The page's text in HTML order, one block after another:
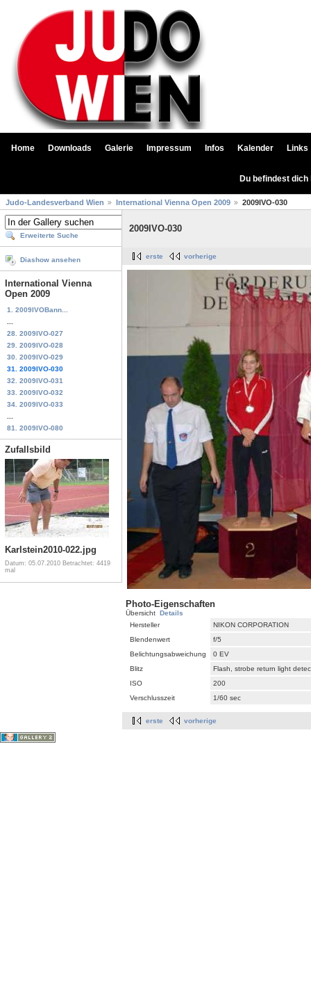
Home Downloads Galerie Impressum Infos Kalender Links
Du befindest
Judo-Landesverband Wien International Vienna Open 2009 2009IVO-030
Erweiterte Suche
Diashow ansehen
International Vienna
Open 2009
1. 2009IVOBann...
28. 2009IVO-027
29. 2009IVO-028
30. 2009IVO-029
31. 2009IVO-030
32. 2009IVO-031
33. 2009IVO-032
34. 2009IVO-033
81. 2009IVO-080
Zufallsbild
Karlstein2010-022.jpg
Datum: 05.07.2010 Betrachtet: 4419
mal
2009IVO-030
erste vorherige
Photo-Eigenschaften
Übersicht Details
Hersteller
NIKON CORPORATION
Blendenwert
f/5
Belichtungsabweichung
0 EV
Blitz
Flash, strobe return light
ISO
200
Verschlusszeit
1/60 sec
erste vorherige